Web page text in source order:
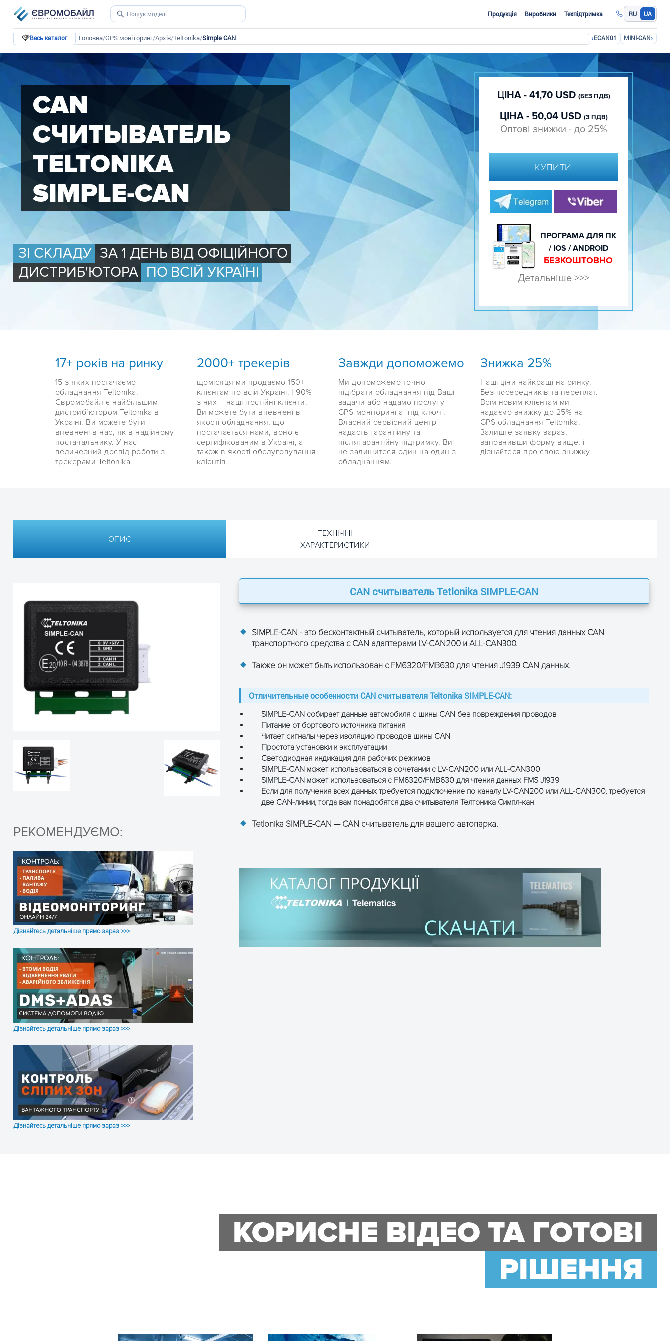
Продукція Виробники Техпідтримка RU UA
Весь каталог Головна/GPS моніторинг/Архів/Teltonika/Simple CAN ‹ECAN01 MINI-CAN›
CAN
СЧИТЫВАТЕЛЬ
TELTONIKA
SIMPLE-CAN
ЗІ СКЛАДУ ЗА 1 ДЕНЬ ВІД ОФІЦІЙНОГО
ДИСТРИБ'ЮТОРА ПО ВСІЙ УКРАЇНІ
ЦІНА - 41,70 USD (БЕЗ ПДВ)
ЦІНА - 50,04 USD (З ПДВ)
Оптові знижки - до 25%
КУПИТИ
ПРОГРАМА ДЛЯ ПК
/ IOS / ANDROID
БЕЗКОШТОВНО
Детальніше >>>
17+ років на ринку
15 з яких постачаємо
обладнання Teltonika.
Євромобайл є найбільшим
дистрибʼютором Teltonika в
Україні. Ви можете бути
впевнені в нас, як в надійному
постачальнику. У нас
величезний досвід роботи з
трекерами Teltonika.
2000+ трекерів
щомісяця ми продаємо 150+
клієнтам по всій Україні. І 90%
з них – наші постійні клієнти.
Ви можете бути впевнені в
якості обладнання, що
постачається нами, воно є
сертифікованим в Україні, а
також в якості обслуговування
клієнтів.
Завжди допоможемо
Ми допоможемо точно
підібрати обладнання під Ваші
задачи або надамо послугу
GPS-моніторинга "під ключ".
Власний сервісний центр
надасть гарантійну та
післягарантійну підтримку. Ви
не залишитеся один на один з
обладнанням.
Знижка 25%
Наші ціни найкращі на ринку.
Без посередників та переплат.
Всім новим клієнтам ми
надаємо знижку до 25% на
GPS обладнання Teltonika.
Залиште заявку зараз,
заповнивши форму вище, і
дізнайтеся про свою знижку.
ОПИС
ТЕХНІЧНІ
ХАРАКТЕРИСТИКИ
РЕКОМЕНДУЄМО:
Дізнайтесь детальніше прямо зараз >>>
Дізнайтесь детальніше прямо зараз >>>
Дізнайтесь детальніше прямо зараз >>>
CAN считыватель Tetlonika SIMPLE-CAN
SIMPLE-CAN - это бесконтактный считыватель, который используется для чтения данных CAN
транспортного средства с CAN адаптерами LV-CAN200 и ALL-CAN300.
Также он может быть использован с FM6320/FMB630 для чтения J1939 CAN данных.
Отличительные особенности CAN считывателя Teltonika SIMPLE-CAN:
SIMPLE-CAN собирает данные автомобиля с шины CAN без повреждения проводов
Питание от бортового источника питания
Читает сигналы через изоляцию проводов шины CAN
Простота установки и эксплуатации
Светодиодная индикация для рабочих режимов
SIMPLE-CAN может использоваться в сочетании с LV-CAN200 или ALL-CAN300
SIMPLE-CAN может использоваться с FM6320/FMB630 для чтения данных FMS J1939
Если для получения всех данных требуется подключение по каналу LV-CAN200 или ALL-CAN300, требуется
две CAN-линии, тогда вам понадобятся два считывателя Телтоника Симпл-кан
Tetlonika SIMPLE-CAN — CAN считыватель для вашего автопарка.
CAN считыватель Tetlonika SIMPLE-CAN
Питание, В
Температура эксплуатации (°C)
-40 … +85
ЗАЛИШТЕ ЗАЯВКУ
КОРИСНЕ ВІДЕО ТА ГОТОВІ
РІШЕННЯ